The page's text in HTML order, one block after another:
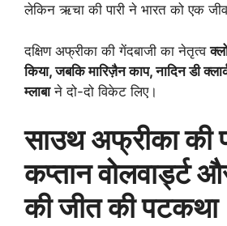
लेकिन ऋचा की पारी ने भारत को एक
दक्षिण अफ्रीका की गेंदबाजी का नेतृत्व
किया, जबकि मारिज़ैन काप, नादिन डी
म्लाबाने दो-दो विकेट लिए।
साउथ अफ्रीका की
कप्तान वोलवार्ड्ट
की जीत की पटकथा